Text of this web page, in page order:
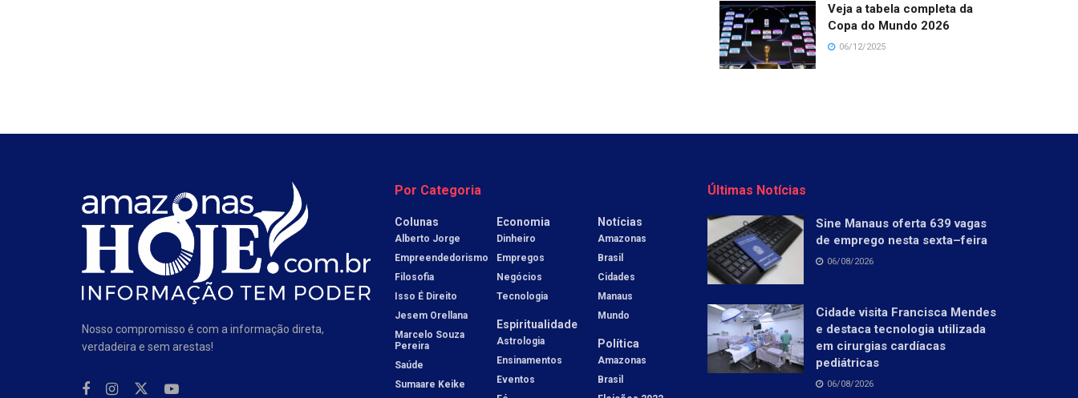
Veja a tabela completa da
Copa do Mundo 2026
06/12/2025
Nosso compromisso é com a informação direta,
verdadeira e sem arestas!
Por Categoria
Colunas
Alberto Jorge
Empreendedorismo
Filosofia
Isso É Direito
Jesem Orellana
Marcelo Souza
Pereira
Saúde
Sumaare Keike
Economia
Dinheiro
Empregos
Negócios
Tecnologia
Espiritualidade
Astrologia
Ensinamentos
Eventos
Notícias
Amazonas
Brasil
Cidades
Manaus
Mundo
Política
Amazonas
Brasil
Últimas Notícias
Sine Manaus oferta 639 vagas
de emprego nesta sexta–feira
06/08/2026
Cidade visita Francisca Mendes
e destaca tecnologia utilizada
em cirurgias cardíacas
pediátricas
06/08/2026